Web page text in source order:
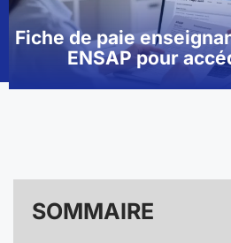
Fiche de paie
ENSAP pour
SOMMAIRE